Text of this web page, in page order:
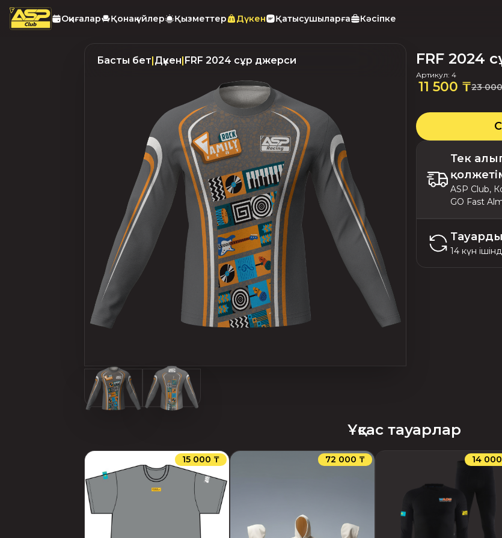
Оқиғалар Қонақ үйлер Қызметтер Дүкен Қатысушыларға Кәсіпке
Басты бет|Дүкен|FRF 2024 сұр джерси FRF 2024
Артикул: 4
11 500 ₸23
Тек
ASP Club,
GO Fast
14 күн
Ұқсас тауарлар
15 000 ₸ 72 000 ₸ 14